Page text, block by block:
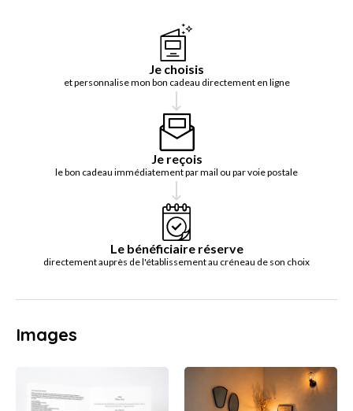
Je choisis
et personnalise mon bon cadeau directement en ligne
Je reçois
le bon cadeau immédiatement par mail ou par voie postale
Le bénéficiaire réserve
directement auprès de l'établissement au créneau de son choix
Images